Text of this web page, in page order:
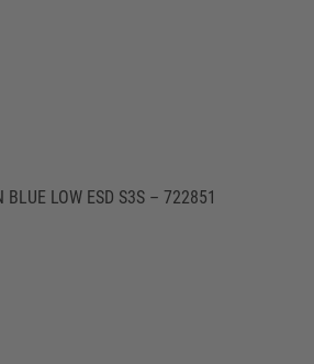
BLUE LOW ESD S3S – 722851